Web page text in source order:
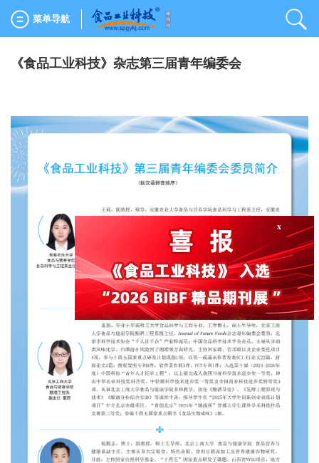
菜单导航
《食品工业科技》杂志第三届青年编委会
x